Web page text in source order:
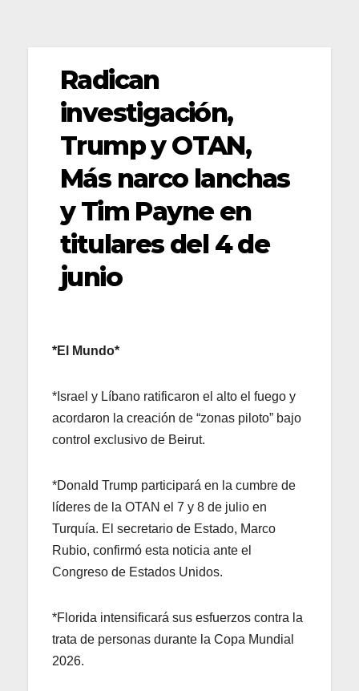
Radican
investigación,
Trump y OTAN,
Más narco lanchas
y Tim Payne en
titulares del 4 de
junio
*El Mundo*
*Israel y Líbano ratificaron el alto el fuego y
acordaron la creación de “zonas piloto” bajo
control exclusivo de Beirut.
*Donald Trump participará en la cumbre de
líderes de la OTAN el 7 y 8 de julio en
Turquía. El secretario de Estado, Marco
Rubio, confirmó esta noticia ante el
Congreso de Estados Unidos.
*Florida intensificará sus esfuerzos contra la
trata de personas durante la Copa Mundial
2026.